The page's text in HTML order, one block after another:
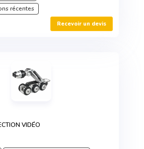
récentes
Recevoir un devis
VIDÉO